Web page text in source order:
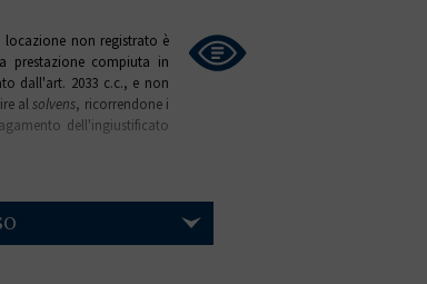
non registrato è
prestazione compiuta in
dall'art. 2033 c.c., e non
alsolvens, ricorrendone i
dell'ingiustificato